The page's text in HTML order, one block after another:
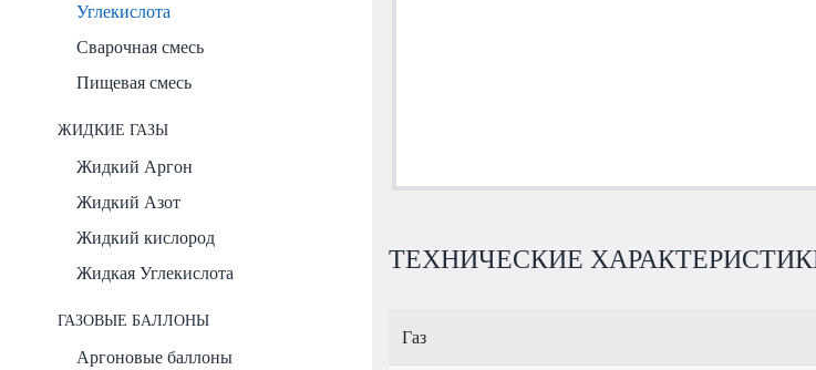
Углекислота
Сварочная смесь
Пищевая смесь
ЖИДКИЕ ГАЗЫ
Жидкий Аргон
Жидкий Азот
Жидкий кислород
Жидкая Углекислота
ГАЗОВЫЕ БАЛЛОНЫ
Аргоновые баллоны
ТЕХНИЧЕСКИЕ
Газ